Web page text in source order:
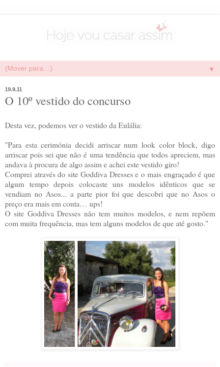
▼
19.9.11
O 10º vestido do concurso
Desta vez, podemos ver o vestido da Eulália:
"Para esta cerimónia decidi arriscar num look color block, digo
arriscar pois sei que não é uma tendência que todos apreciem, mas
andava à procura de algo assim e achei este vestido giro!
Comprei através do site Goddiva Dresses e o mais engraçado é que
algum tempo depois colocaste uns modelos idênticos que se
vendiam no Asos... a parte pior foi que descobri que no Asos o
preço era mais em conta… ups!
O site Goddiva Dresses não tem muitos modelos, e nem repõem
com muita frequência, mas tem alguns modelos de que até gosto."